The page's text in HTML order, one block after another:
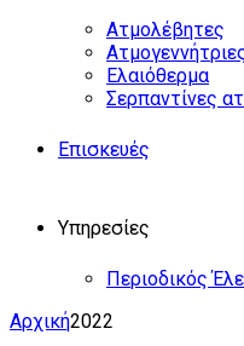
Ατμολέβητες
Ελαιόθερμα
Σερπαντίνες
Επισκευές
Υπηρεσίες
Περιοδικός
Αρχική2022